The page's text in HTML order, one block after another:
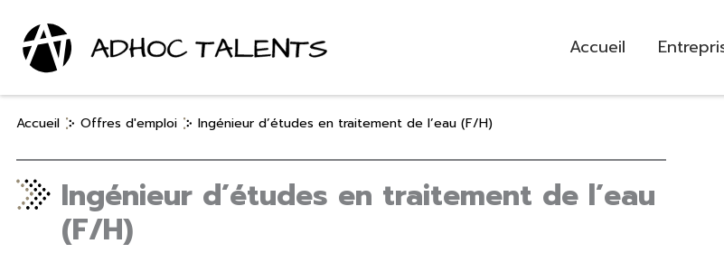
contenu
Accueil
Accueil Offres d'emploi Ingénieur d’études en traitement de l’eau (F/H)
Ingénieur d’études en traitement de l’eau
(F/H)